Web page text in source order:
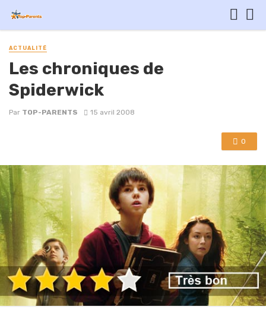
ACTUALITÉ
Les chroniques de
Spiderwick
Par TOP-PARENTS 15 avril 2008
0